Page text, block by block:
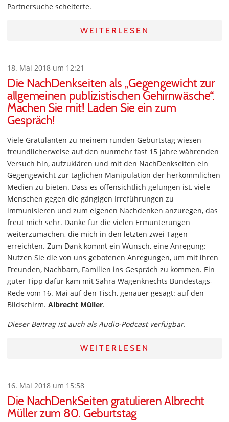
Partnersuche scheiterte.
WEITERLESEN
18. Mai 2018 um 12:21
Die NachDenkseiten als „Gegengewicht zur
allgemeinen publizistischen Gehirnwäsche“.
Machen Sie mit! Laden Sie ein zum
Gespräch!
Viele Gratulanten zu meinem runden Geburtstag wiesen
freundlicherweise auf den nunmehr fast 15 Jahre währenden
Versuch hin, aufzuklären und mit den NachDenkseiten ein
Gegengewicht zur täglichen Manipulation der herkömmlichen
Medien zu bieten. Dass es offensichtlich gelungen ist, viele
Menschen gegen die gängigen Irreführungen zu
immunisieren und zum eigenen Nachdenken anzuregen, das
freut mich sehr. Danke für die vielen Ermunterungen
weiterzumachen, die mich in den letzten zwei Tagen
erreichten. Zum Dank kommt ein Wunsch, eine Anregung:
Nutzen Sie die von uns gebotenen Anregungen, um mit ihren
Freunden, Nachbarn, Familien ins Gespräch zu kommen. Ein
guter Tipp dafür kam mit Sahra Wagenknechts Bundestags-
Rede vom 16. Mai auf den Tisch, genauer gesagt: auf den
Bildschirm. Albrecht Müller.
Dieser Beitrag ist auch als Audio-Podcast verfügbar.
WEITERLESEN
16. Mai 2018 um 15:58
Die NachDenkSeiten gratulieren Albrecht
Müller zum 80. Geburtstag